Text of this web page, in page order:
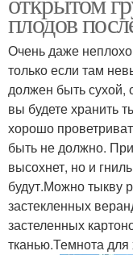
плодов
Очень даже
только если там
должен быть
вы будете хранить
хорошо
быть не должно.
высохнет, но и
будут.Можно тыкву
застекленных
застеленных
тканью.Темнота